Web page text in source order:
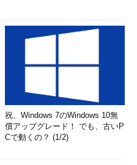
祝、Windows 7のWindows 10無
償アップグレード！ でも、古いP
Cで動くの？ (1/2)